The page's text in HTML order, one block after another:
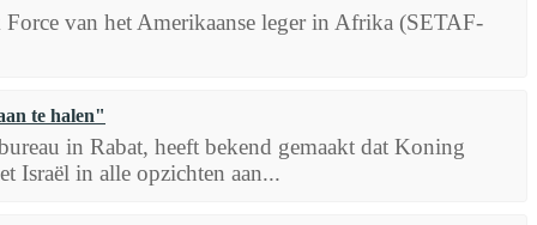
van het Amerikaanse leger in Afrika (SETAF-
te halen"
in Rabat, heeft bekend gemaakt dat Koning
Israël in alle opzichten aan...